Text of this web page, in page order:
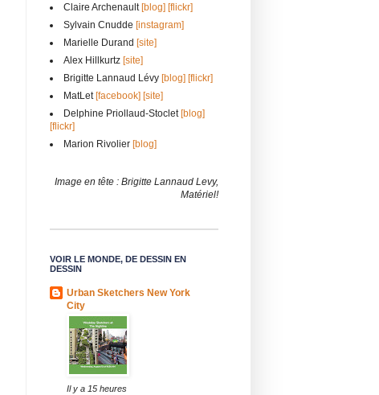
Claire Archenault[blog] [flickr]
Sylvain Cnudde [instagram]
Marielle Durand [site]
Alex Hillkurtz [site]
Brigitte Lannaud Lévy [blog] [flickr]
MatLet[facebook] [site]
Delphine Priollaud-Stoclet[blog]
[flickr]
Marion Rivolier [blog]
Image en tête : Brigitte Lannaud Levy,
Matériel!
VOIR LE MONDE, DE DESSIN EN
DESSIN
Urban Sketchers New York
City
Il y a 15 heures